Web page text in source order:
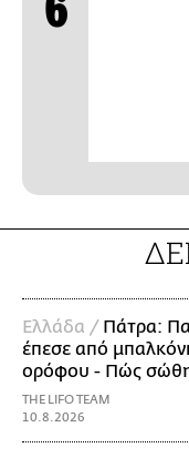
Ελλάδα / Πάτρα:
έπεσε από
ορόφου - Πώς
THE LIFO TEAM
10.8.2026